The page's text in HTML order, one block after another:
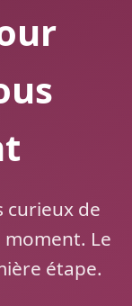
curieux de
moment. Le
étape.